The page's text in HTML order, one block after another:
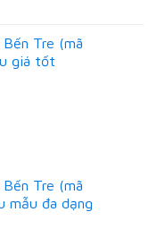
Tre (mã
giá tốt
Tre (mã
mẫu đa dạng